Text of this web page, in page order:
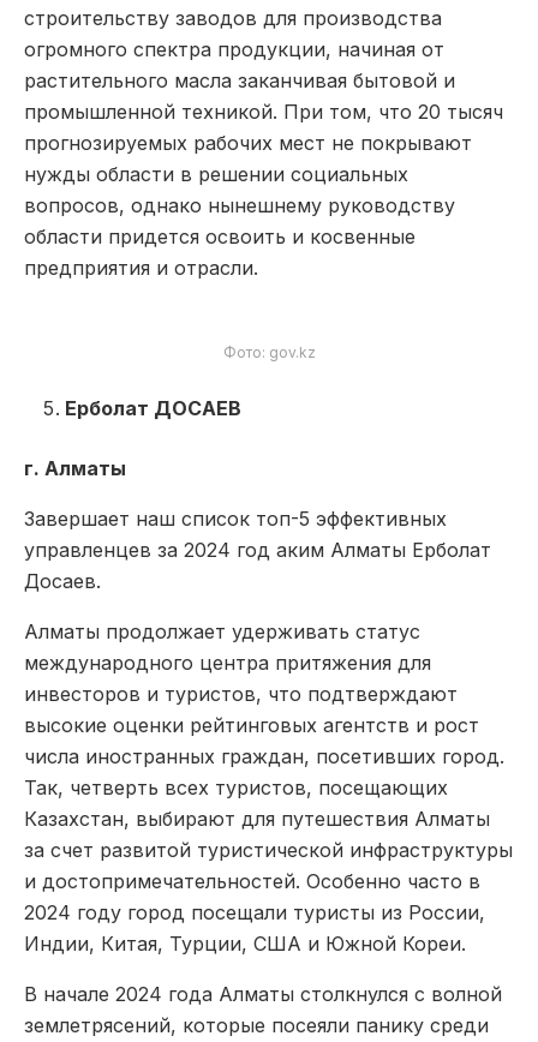
строительству заводов для производства
огромного спектра продукции, начиная от
растительного масла заканчивая бытовой и
промышленной техникой. При том, что 20 тысяч
прогнозируемых рабочих мест не покрывают
нужды области в решении социальных
вопросов, однако нынешнему руководству
области придется освоить и косвенные
предприятия и отрасли.
Фото: gov.kz
Ерболат ДОСАЕВ
г. Алматы
Завершает наш список топ-5 эффективных
управленцев за 2024 год аким Алматы Ерболат
Досаев.
Алматы продолжает удерживать статус
международного центра притяжения для
инвесторов и туристов, что подтверждают
высокие оценки рейтинговых агентств и рост
числа иностранных граждан, посетивших город.
Так, четверть всех туристов, посещающих
Казахстан, выбирают для путешествия Алматы
за счет развитой туристической инфраструктуры
и достопримечательностей. Особенно часто в
2024 году город посещали туристы из России,
Индии, Китая, Турции, США и Южной Кореи.
В начале 2024 года Алматы столкнулся с волной
землетрясений, которые посеяли панику среди